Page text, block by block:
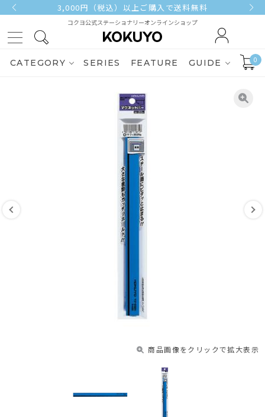
3,000円（税込）以上ご購入で送料無料
コクヨ公式ステーショナリーオンラインショップ
CATEGORY SERIES FEATURE GUIDE 0
商品画像をクリックで拡大表示